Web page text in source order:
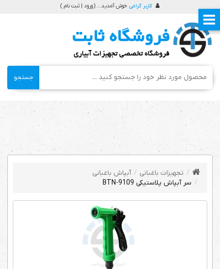
کاربر گرامی خوش آمدید ... (ورود | ثبت نام )
جستجو
تجهیزات باغبانی
آبپاش باغبانی
سر آبپاش پلاستیکی BTN-9109